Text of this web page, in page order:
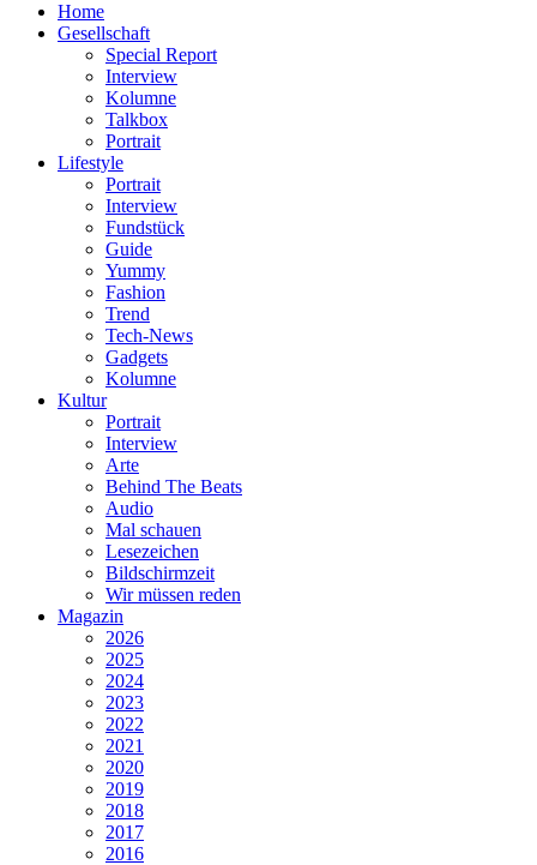
Home
Gesellschaft
Special Report
Interview
Kolumne
Talkbox
Portrait
Lifestyle
Portrait
Interview
Fundstück
Guide
Yummy
Fashion
Trend
Tech-News
Gadgets
Kolumne
Kultur
Portrait
Interview
Arte
Behind The Beats
Audio
Mal schauen
Lesezeichen
Bildschirmzeit
Wir müssen reden
Magazin
2026
2025
2024
2023
2022
2021
2020
2019
2018
2017
2016